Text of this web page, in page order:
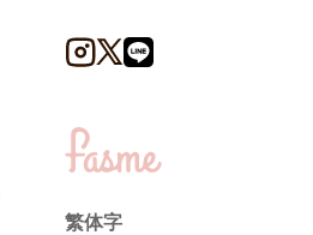
繁体字